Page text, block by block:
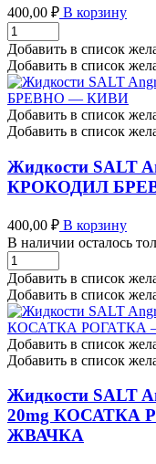
400,00 ₽ В корзину
Жидкости
SALT
Angry
Vape
(STRONG)
30ml
20mg
ЖАБА
АНЖЕЛА
-
ГРЕЙПФРУТ
МАЛИНОЙ
количество
Добавить в список
Добавить в список
Добавить в список
Добавить в список
Жидкости SALT
КРОКОДИЛ
400,00 ₽ В корзину
В наличии осталось
Жидкости
SALT
Angry
Vape
30ml
20mg
КРОКОДИЛ
БРЕВНО
-
КИВИ
количество
Добавить в список
Добавить в список
Добавить в список
Добавить в список
Жидкости SALT
20mg
ЖВАЧКА